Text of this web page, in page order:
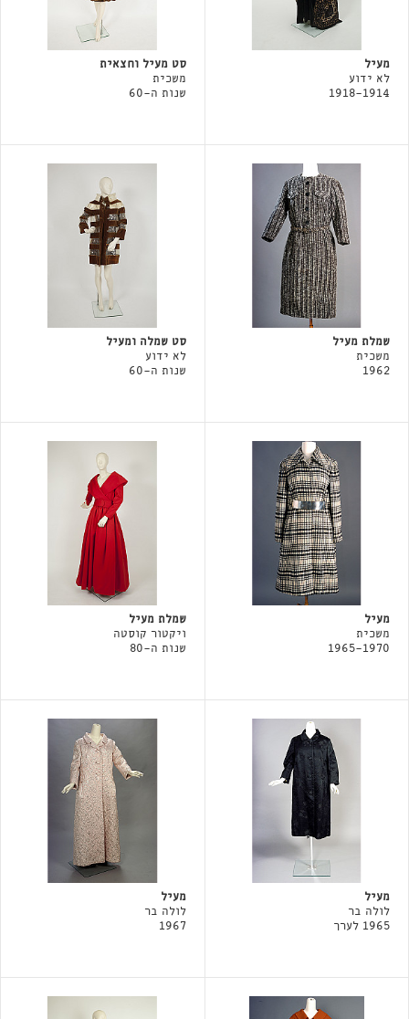
מעיל
לא ידוע
1918-1914
סט מעיל וחצאית
משכית
שנות ה-60
שמלת מעיל
משכית
1962
סט שמלה ומעיל
לא ידוע
שנות ה-60
מעיל
משכית
1965-1970
שמלת מעיל
ויקטור קוסטה
שנות ה-80
מעיל
לולה בר
1965 לערך
מעיל
לולה בר
1967